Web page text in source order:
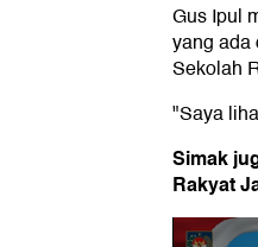
Gus Ipul
yang ada
Sekolah
"Saya
Simak
Rakyat